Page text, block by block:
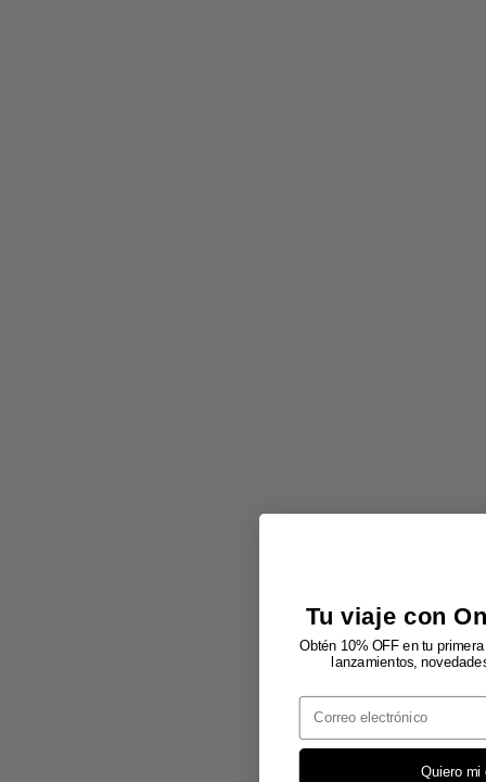
Tu viaje con
Obtén 10% OFF en tu
lanzamientos,
Email
Quiero mi